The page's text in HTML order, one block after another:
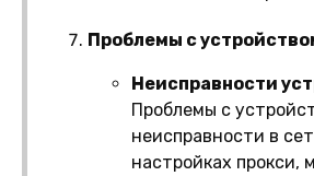
Проблемы с
Неисправности
Проблемы с
неисправности в
настройках прокси,